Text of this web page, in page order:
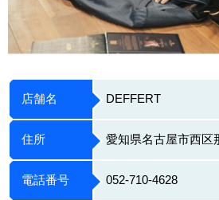
店舗名 DEFFERT
住所 愛知県名古屋市西区
電話番号 052-710-4628